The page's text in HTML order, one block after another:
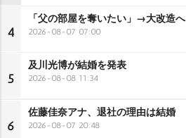
4
「父の部屋を奪いたい」→大改造へ
2026-08-07 07:00
5
及川光博が結婚を発表
2026-08-08 11:34
6
佐藤佳奈アナ、退社の理由は結婚
2026-08-07 20:48